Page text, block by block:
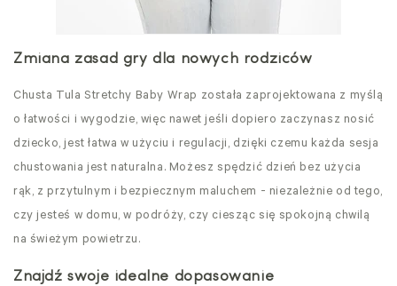
Zmiana zasad gry dla nowych rodziców
Chusta Tula Stretchy Baby Wrap została zaprojektowana z myślą
o łatwości i wygodzie, więc nawet jeśli dopiero zaczynasz nosić
dziecko, jest łatwa w użyciu i regulacji, dzięki czemu każda sesja
chustowania jest naturalna. Możesz spędzić dzień bez użycia
rąk, z przytulnym i bezpiecznym maluchem - niezależnie od tego,
czy jesteś w domu, w podróży, czy ciesząc się spokojną chwilą
na świeżym powietrzu.
Znajdź swoje idealne dopasowanie